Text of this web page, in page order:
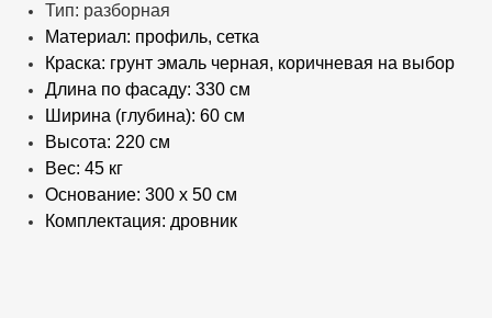
Тип: разборная
Материал: профиль, сетка
Краска: грунт эмаль черная, коричневая на выбор
Длина по фасаду: 330 см
Ширина (глубина): 60 см
Высота: 220 см
Вес: 45 кг
Основание: 300 х 50 см
Комплектация: дровник